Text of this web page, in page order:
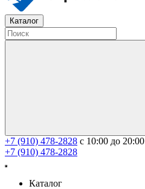
Каталог
+7 (910) 478-2828 с 10:00 до 20:00
+7 (910) 478-2828
Каталог